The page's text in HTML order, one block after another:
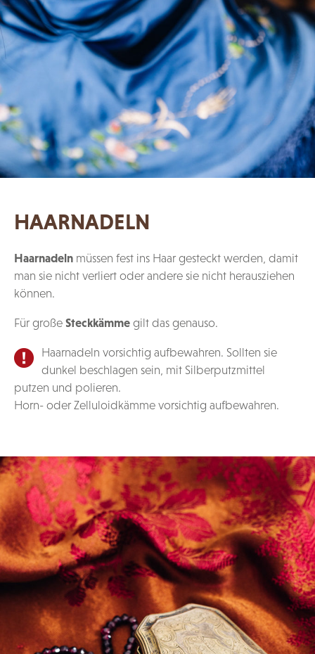
HAARNADELN
Haarnadeln müssen fest ins Haar gesteckt werden, damit
man sie nicht verliert oder andere sie nicht herausziehen
können.
Für große Steckkämme gilt das genauso.
Haarnadeln vorsichtig aufbewahren. Sollten sie
dunkel beschlagen sein, mit Silberputzmittel
putzen und polieren.
Horn- oder Zelluloidkämme vorsichtig aufbewahren.